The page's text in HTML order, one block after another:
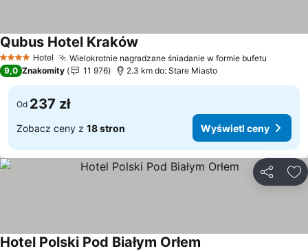
4 KategoriaHotel Wielokrotnie nagradzane śniadanie w formie bufetu
Qubus Hotel Kraków
9,0 Znakomity 11 976 2.3 km do: Stare Miasto
Od 237 zł
Zobacz ceny z 18 stron Wyświetl ceny
Hotel Polski Pod Białym Orłem